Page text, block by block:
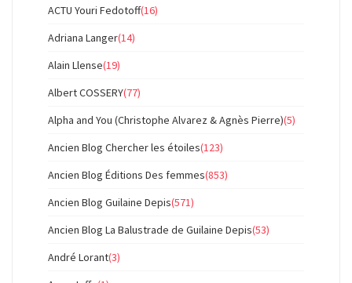
ACTU Youri Fedotoff(16)
Adriana Langer(14)
Alain Llense(19)
Albert COSSERY(77)
Alpha and You (Christophe Alvarez & Agnès Pierre)(5)
Ancien Blog Chercher les étoiles(123)
Ancien Blog Éditions Des femmes(853)
Ancien Blog Guilaine Depis(571)
Ancien Blog La Balustrade de Guilaine Depis(53)
André Lorant(3)